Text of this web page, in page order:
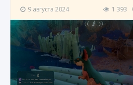
9 августа 2024 1 393